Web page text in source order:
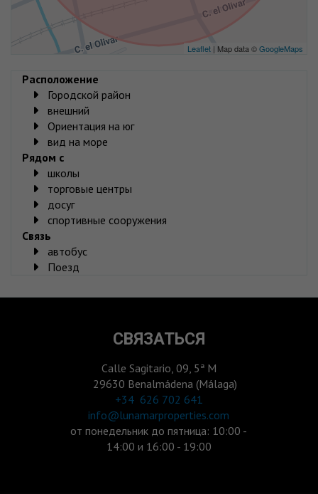
Leaflet | Map data ©GoogleMaps
Расположение
Городской район
внешний
Ориентация на юг
вид на море
Рядом с
школы
торговые центры
досуг
спортивные сооружения
Связь
автобус
Поезд
СВЯЗАТЬСЯ
Calle Sagitario, 09, 5ª M
29630 Benalmádena (Málaga)
‎+34 626 702 641
info@lunamarproperties.com
от понедельник до пятница: 10:00 -
14:00 и 16:00 - 19:00